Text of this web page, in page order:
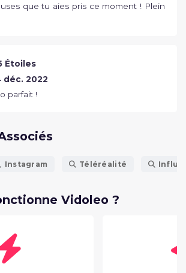
que tu aies pris ce moment ! Plein
Étoiles
déc. 2022
parfait !
Instagram Téléréalité
Vidoleo ?